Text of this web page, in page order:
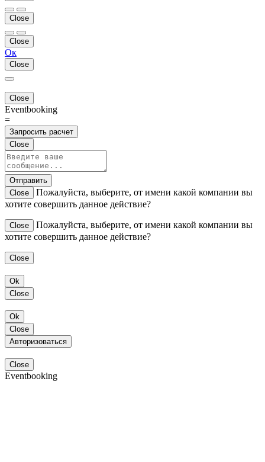
Close
Close
Ок
Close
Close
Eventbooking
=
Запросить расчет
Close
Отправить
Close
Пожалуйста, выберите, от имени какой компании вы
хотите совершить данное действие?
Close
Пожалуйста, выберите, от имени какой компании вы
хотите совершить данное действие?
Close
Ok
Close
Ok
Close
Авторизоваться
Close
Eventbooking